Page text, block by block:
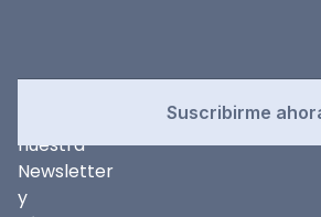
Newsletter
nuestra
Newsletter
y
Suscribirme